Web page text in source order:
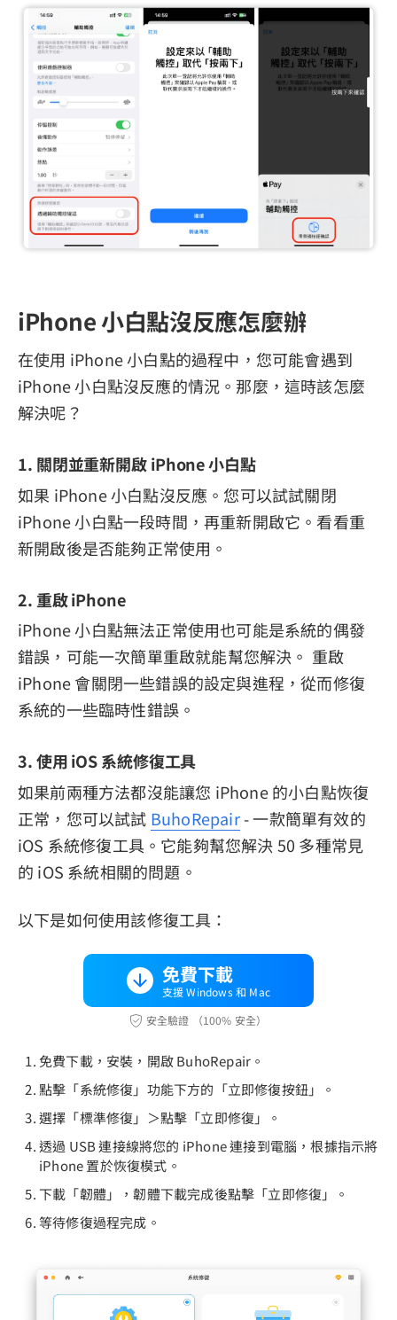
iPhone 小白點沒反應怎麼辦
在使用 iPhone 小白點的過程中，您可能會遇到
iPhone 小白點沒反應的情況。那麼，這時該怎麼
解決呢？
1. 關閉並重新開啟 iPhone 小白點
如果 iPhone 小白點沒反應。您可以試試關閉
iPhone 小白點一段時間，再重新開啟它。看看重
新開啟後是否能夠正常使用。
2. 重啟 iPhone
iPhone 小白點無法正常使用也可能是系統的偶發
錯誤，可能一次簡單重啟就能幫您解決。 重啟
iPhone 會關閉一些錯誤的設定與進程，從而修復
系統的一些臨時性錯誤。
3. 使用 iOS 系統修復工具
如果前兩種方法都沒能讓您 iPhone 的小白點恢復
正常，您可以試試 BuhoRepair- 一款簡單有效的
iOS 系統修復工具。它能夠幫您解決 50 多種常見
的 iOS 系統相關的問題。
以下是如何使用該修復工具：
免費下載
支援 Windows 和 Mac
安全驗證 （100% 安全）
免費下載，安裝，開啟 BuhoRepair。
點擊「系統修復」功能下方的「立即修復按鈕」。
選擇「標準修復」＞點擊「立即修復」。
透過 USB 連接線將您的 iPhone 連接到電腦，根據指示將
iPhone 置於恢復模式。
下載「韌體」，韌體下載完成後點擊「立即修復」。
等待修復過程完成。